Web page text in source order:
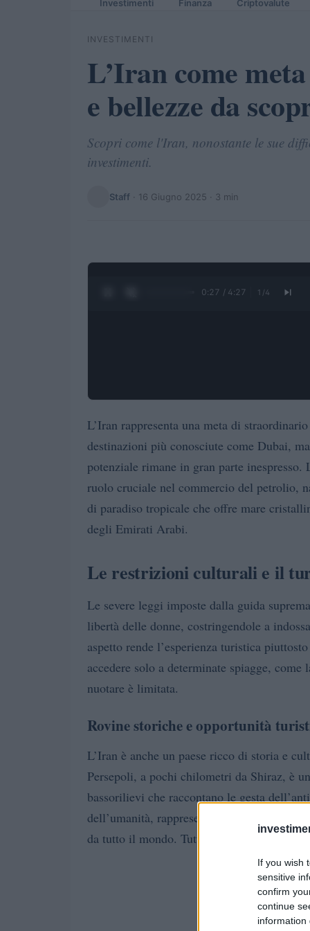
If you wish
sensitive
confirm
continue
information
Investimenti Finanza Criptovalute
INVESTIMENTI
L’Iran come
e bellezze da
Scopri come l'Iran, nonostante le sue
investimenti.
Staff · 16 Giugno 2025 · 3 min
0:28 / 4:27 1 /4
L’Iran rappresenta una meta di
destinazioni più conosciute come Dubai,
potenziale rimane in gran parte
ruolo cruciale nel commercio del petrolio,
di paradiso tropicale che offre mare
degli Emirati Arabi.
Le restrizioni culturali e il
Le severe leggi imposte dalla guida
libertà delle donne, costringendole a
aspetto rende l’esperienza turistica
accedere solo a determinate spiagge,
nuotare è limitata.
Rovine storiche e opportunità
L’Iran è anche un paese ricco di storia e
Persepoli, a pochi chilometri da Shiraz, è
bassorilievi che raccontano le gesta
dell’umanità, rappresenta una risorsa
da tutto il mondo. Tuttavia, le opportunità